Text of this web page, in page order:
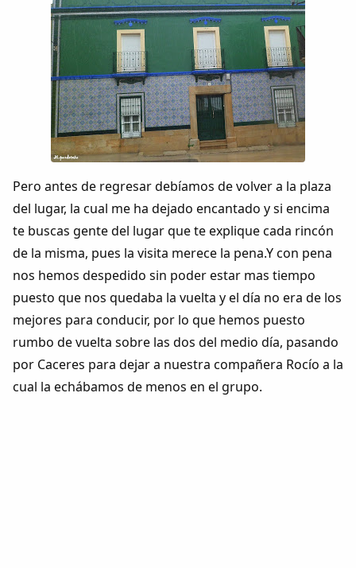
Pero antes de regresar debíamos de volver a la plaza
del lugar, la cual me ha dejado encantado y si encima
te buscas gente del lugar que te explique cada rincón
de la misma, pues la visita merece la pena.Y con pena
nos hemos despedido sin poder estar mas tiempo
puesto que nos quedaba la vuelta y el día no era de los
mejores para conducir, por lo que hemos puesto
rumbo de vuelta sobre las dos del medio día, pasando
por Caceres para dejar a nuestra compañera Rocío a la
cual la echábamos de menos en el grupo.